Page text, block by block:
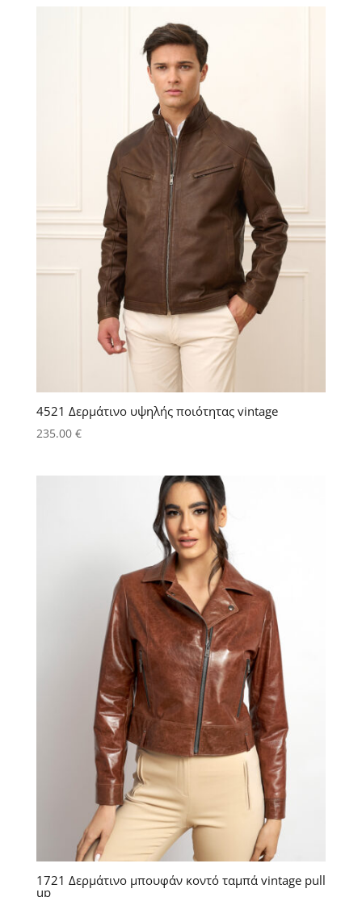
4521 Δερμάτινο υψηλής ποιότητας vintage
235.00 €
1721 Δερμάτινο μπουφάν κοντό ταμπά vintage pull
up